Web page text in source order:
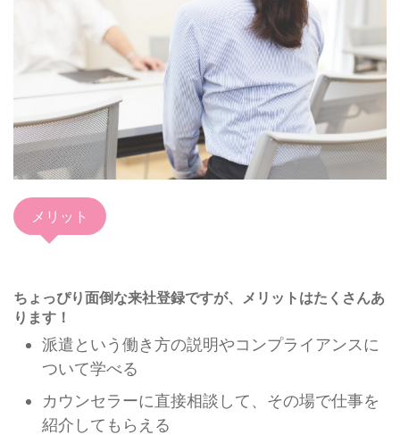
メリット
ちょっぴり面倒な来社登録ですが、メリットはたくさんあ
ります！
派遣という働き方の説明やコンプライアンスに
ついて学べる
カウンセラーに直接相談して、その場で仕事を
紹介してもらえる